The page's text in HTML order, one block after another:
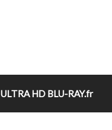
ULTRA HD BLU-RAY.fr